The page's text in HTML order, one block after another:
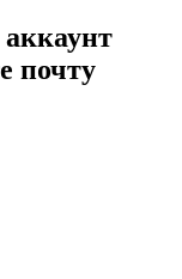
аккаунт
почту